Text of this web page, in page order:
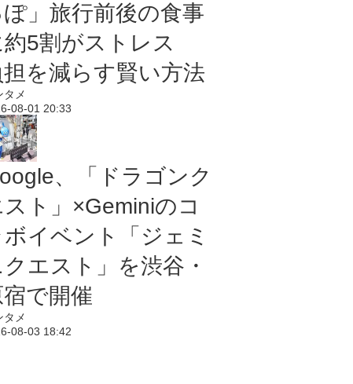
ぽ」旅行前後の食事
約5割がストレス
担を減らす賢い方法
タメ
08-01 20:33
、「ドラゴンク
スト」×Geminiのコ
ボイベント「ジェミ
クエスト」を渋谷・
宿で開催
タメ
08-03 18:42